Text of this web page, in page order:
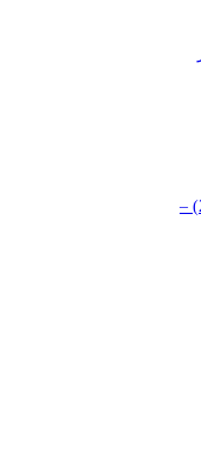
گلاسگو میں جنسنگ کیوں ٹرینڈ کر رہی ہے (2026) –